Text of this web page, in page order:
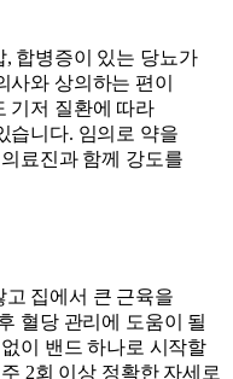
합병증이 있는 당뇨가
와 상의하는 편이
기저 질환에 따라
습니다. 임의로 약을
료진과 함께 강도를
집에서 큰 근육을
혈당 관리에 도움이 될
이 밴드 하나로 시작할
2회 이상 정확한 자세로